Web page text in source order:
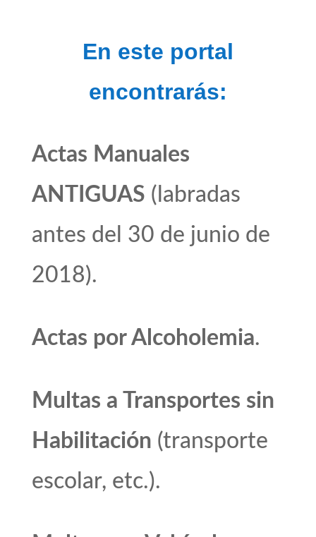
En este portal
encontrarás:
Actas Manuales
ANTIGUAS (labradas
antes del 30 de junio de
2018).
Actas por Alcoholemia.
Multas a Transportes sin
Habilitación (transporte
escolar, etc.).